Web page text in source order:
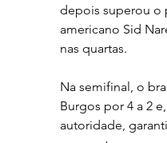
depois superou o
americano Sid
nas quartas.
Na semifinal, o
Burgos por 4 a 2
autoridade,